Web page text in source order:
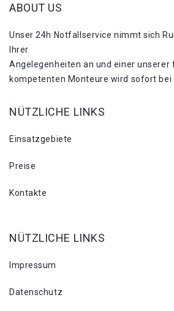
ABOUT US
Unser 24h Notfallservice nimmt sich
Ihrer
Angelegenheiten an und einer unserer
kompetenten Monteure wird sofort bei
NÜTZLICHE LINKS
Einsatzgebiete
Preise
Kontakte
NÜTZLICHE LINKS
Impressum
Datenschutz